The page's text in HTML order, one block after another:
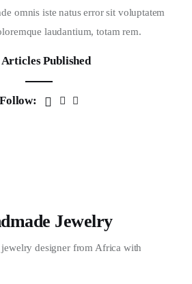
omnis iste natus error sit voluptatem
laudantium, totam rem.
Articles Published
Follow:
Jewelry
designer from Africa with